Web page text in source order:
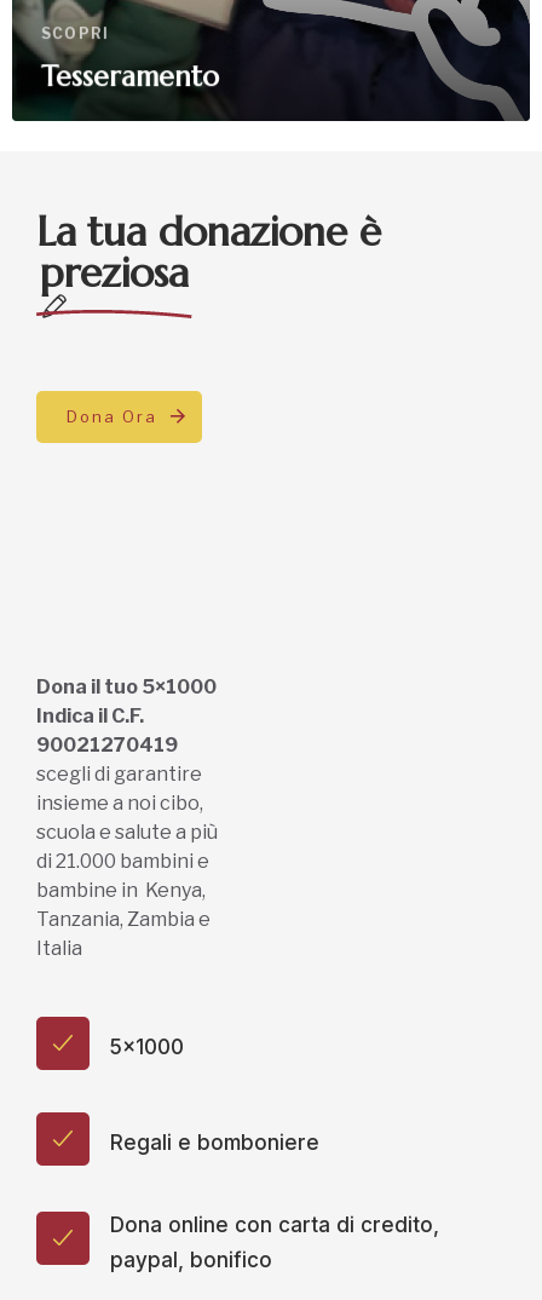
SCOPRI
Tesseramento
La tua donazione è
preziosa
Dona Ora
Dona il tuo 5×1000
Indica il C.F.
90021270419
scegli di garantire
insieme a noi cibo,
scuola e salute a più
di 21.000 bambini e
bambine in Kenya,
Tanzania, Zambia e
Italia
5x1000
Regali e bomboniere
Dona online con carta di credito,
paypal, bonifico